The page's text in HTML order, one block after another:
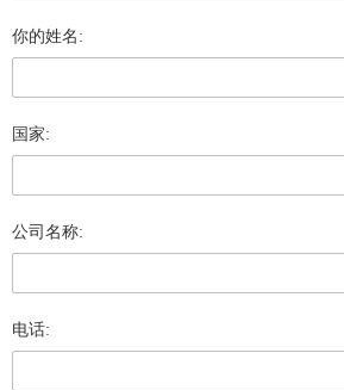
你的姓名:
国家:
公司名称:
电话: